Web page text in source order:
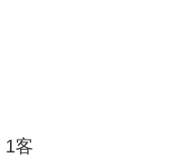
1客